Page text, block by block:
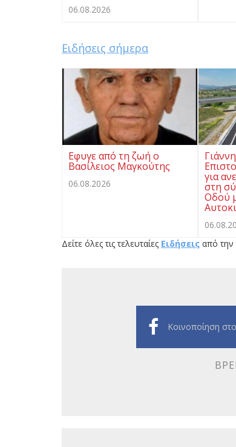
06.08.2026
Ειδήσεις σήμερα
Eφυγε από τη ζωή ο
Βασίλειος Μαγκούτης
06.08.2026
για
στη
Οδού
Δείτε όλες τις τελευταίες Ειδήσεις από την
Κοινοποίηση